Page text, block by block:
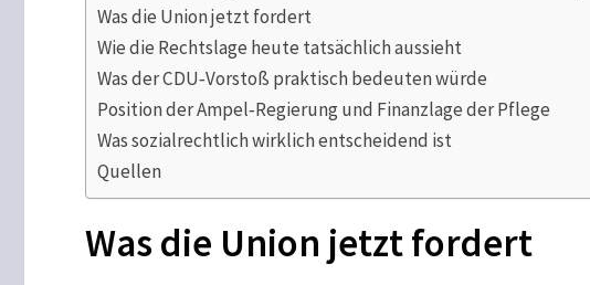
Was die Union jetzt fordert
Wie die Rechtslage heute tatsächlich aussieht
Was der CDU‑Vorstoß praktisch bedeuten würde
Position der Ampel‑Regierung und Finanzlage der Pflege
Was sozialrechtlich wirklich entscheidend ist
Quellen
Was die Union jetzt fordert